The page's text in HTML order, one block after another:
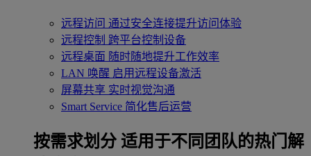
远程访问 通过安全连接提升访问体验
远程控制 跨平台控制设备
远程桌面 随时随地提升工作效率
LAN 唤醒 启用远程设备激活
屏幕共享 实时视觉沟通
Smart Service 简化售后运营
按需求划分 适用于不同团队的热门解